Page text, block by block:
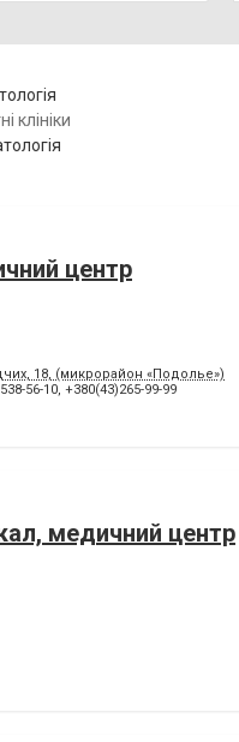
клініки
центр
18, (микрорайон «Подолье»)
56-10, +380(43)265-99-99
медичний центр